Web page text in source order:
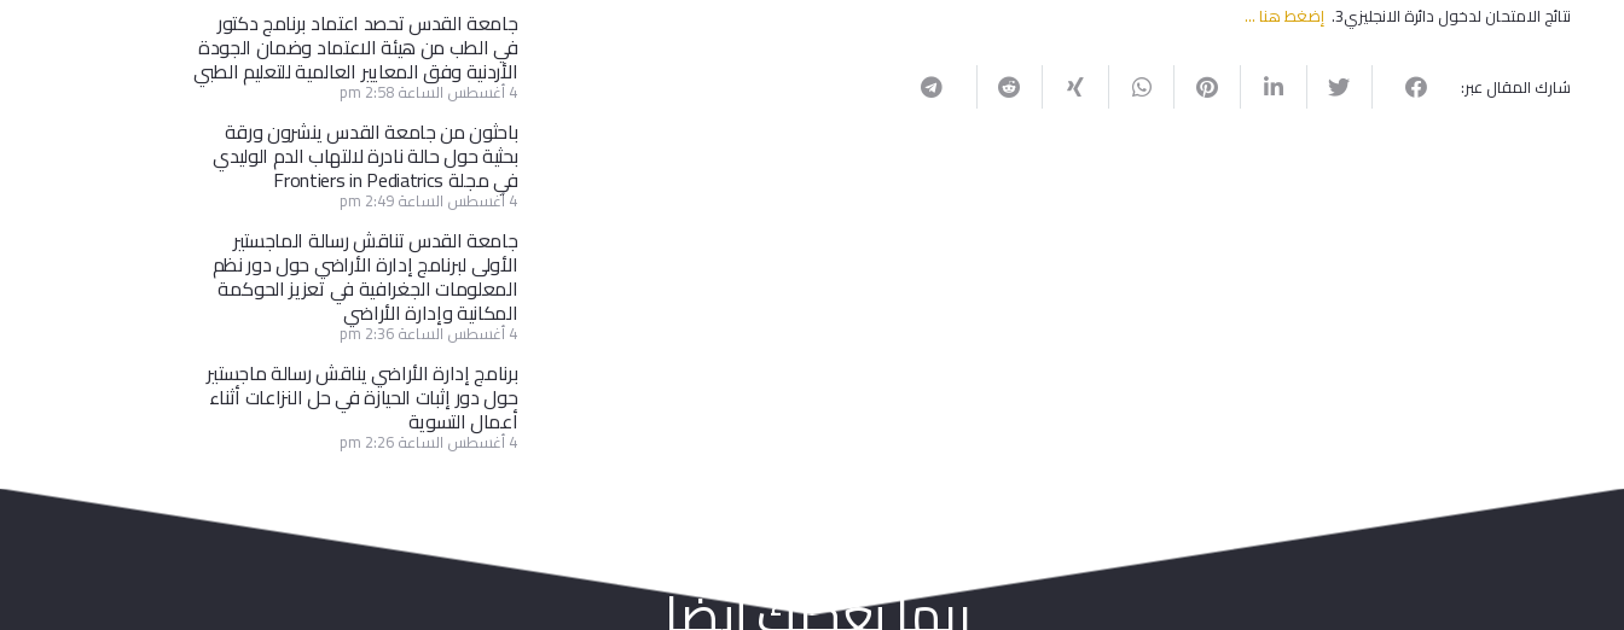
نتائج الامتحان لدخول دائرة الانجليزي3. إضغط هنا …
شارك المقال عبر:
جامعة القدس تحصد اعتماد برنامج دكتور
في الطب من هيئة الاعتماد وضمان الجودة
الأردنية وفق المعايير العالمية للتعليم الطبي
4 أغسطس الساعة 2:58 pm
باحثون من جامعة القدس ينشرون ورقة
بحثية حول حالة نادرة لالتهاب الدم الوليدي
في مجلة Frontiers in Pediatrics
4 أغسطس الساعة 2:49 pm
جامعة القدس تناقش رسالة الماجستير
الأولى لبرنامج إدارة الأراضي حول دور نظم
المعلومات الجغرافية في تعزيز الحوكمة
المكانية وإدارة الأراضي
4 أغسطس الساعة 2:36 pm
برنامج إدارة الأراضي يناقش رسالة ماجستير
حول دور إثبات الحيازة في حل النزاعات أثناء
أعمال التسوية
4 أغسطس الساعة 2:26 pm